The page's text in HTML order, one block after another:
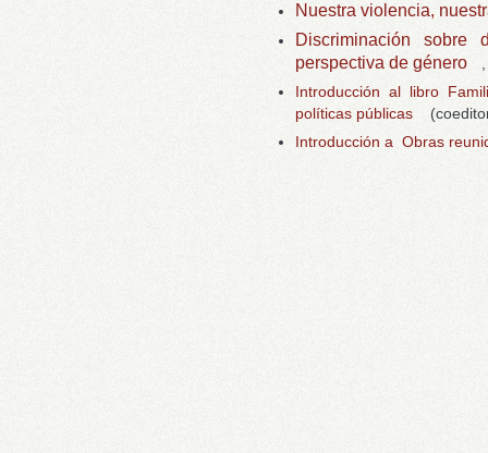
Nuestra violencia,
Discriminación sobre
perspectiva de género
Introducción al libro
políticas públicas
Introducción a Obras